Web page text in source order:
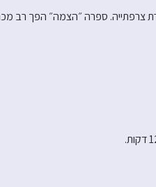
ספרה ״הצמה״ הפך רב מכר מיד